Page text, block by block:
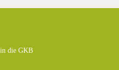
die GKB